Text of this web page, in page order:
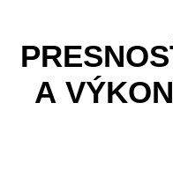
A VÝKON